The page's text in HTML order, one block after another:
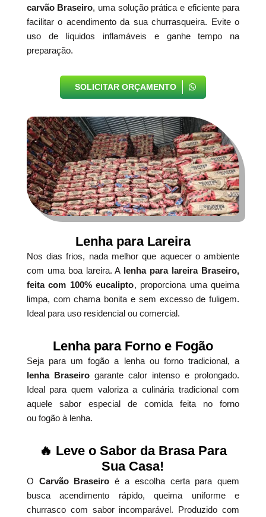
carvão Braseiro, uma solução prática e eficiente para
facilitar o acendimento da sua churrasqueira. Evite o
uso de líquidos inflamáveis e ganhe tempo na
preparação.
SOLICITAR ORÇAMENTO
Lenha para Lareira
Nos dias frios, nada melhor que aquecer o ambiente
com uma boa lareira. A lenha para lareira Braseiro,
feita com 100% eucalipto, proporciona uma queima
limpa, com chama bonita e sem excesso de fuligem.
Ideal para uso residencial ou comercial.
Lenha para Forno e Fogão
Seja para um fogão a lenha ou forno tradicional, a
lenha Braseirogarante calor intenso e prolongado.
Ideal para quem valoriza a culinária tradicional com
aquele sabor especial de comida feita no forno
ou fogão à lenha.
🔥 Leve o Sabor da Brasa Para
Sua Casa!
O Carvão Braseiro é a escolha certa para quem
busca acendimento rápido, queima uniforme e
churrasco com sabor incomparável. Produzido com